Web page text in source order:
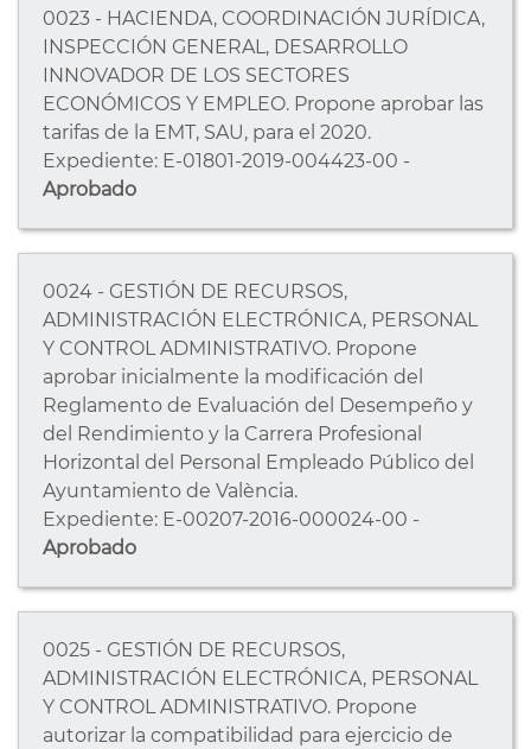
0023 - HACIENDA, COORDINACIÓN JURÍDICA,
INSPECCIÓN GENERAL, DESARROLLO
INNOVADOR DE LOS SECTORES
ECONÓMICOS Y EMPLEO. Propone aprobar las
tarifas de la EMT, SAU, para el 2020.
Expediente: E-01801-2019-004423-00 -
Aprobado
0024 - GESTIÓN DE RECURSOS,
ADMINISTRACIÓN ELECTRÓNICA, PERSONAL
Y CONTROL ADMINISTRATIVO. Propone
aprobar inicialmente la modificación del
Reglamento de Evaluación del Desempeño y
del Rendimiento y la Carrera Profesional
Horizontal del Personal Empleado Público del
Ayuntamiento de València.
Expediente: E-00207-2016-000024-00 -
Aprobado
0025 - GESTIÓN DE RECURSOS,
ADMINISTRACIÓN ELECTRÓNICA, PERSONAL
Y CONTROL ADMINISTRATIVO. Propone
autorizar la compatibilidad para ejercicio de